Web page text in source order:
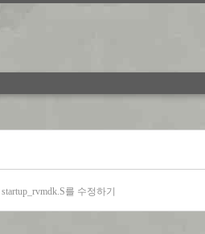
를 수정하기